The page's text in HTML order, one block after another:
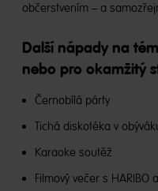
občerstvením – a
Další nápady na
nebo pro okamžitý
Černobílá párty
Tichá diskotéka v
Karaoke soutěž
Filmový večer s HARIBO